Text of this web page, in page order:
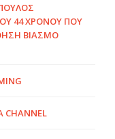
44 ΧΡΌΝΟΥ ΠΟΥ
ΒΙΑΣΜΌ